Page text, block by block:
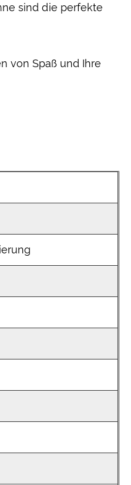
sind die perfekte
von Spaß und Ihre